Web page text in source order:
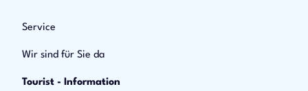
Service
Wir sind für Sie da
Tourist - Information